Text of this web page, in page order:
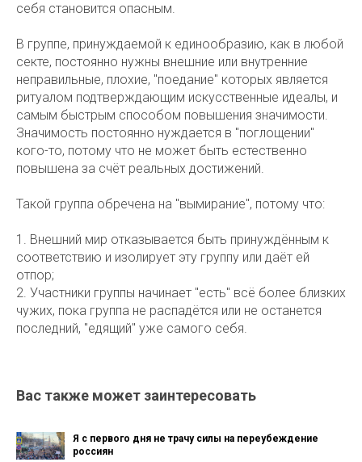
себя становится опасным.
В группе, принуждаемой к единообразию, как в любой
секте, постоянно нужны внешние или внутренние
неправильные, плохие, "поедание" которых является
ритуалом подтверждающим искусственные идеалы, и
самым быстрым способом повышения значимости.
Значимость постоянно нуждается в "поглощении"
кого-то, потому что не может быть естественно
повышена за счёт реальных достижений.
Такой группа обречена на "вымирание", потому что:
1. Внешний мир отказывается быть принуждённым к
соответствию и изолирует эту группу или даёт ей
отпор;
2. Участники группы начинает "есть" всё более близких
чужих, пока группа не распадётся или не останется
последний, "едящий" уже самого себя.
Вас также может заинтересовать
Я с первого дня не трачу силы на переубеждение
россиян